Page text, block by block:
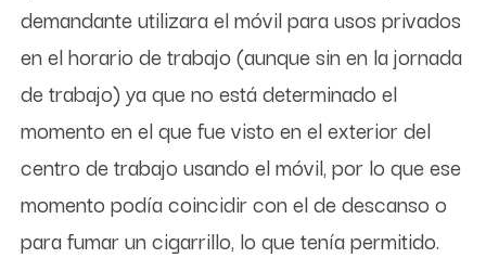
demandante utilizara el móvil para usos privados
en el horario de trabajo (aunque sin en la jornada
de trabajo) ya que no está determinado el
momento en el que fue visto en el exterior del
centro de trabajo usando el móvil, por lo que ese
momento podía coincidir con el de descanso o
para fumar un cigarrillo, lo que tenía permitido.